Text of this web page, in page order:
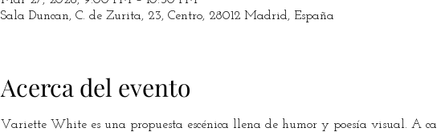
Sala Duncan, C. de Zurita, 23, Centro, 28012 Madrid, España
Acerca del evento
Variette White es una propuesta escénica llena de humor y poesía visual. A